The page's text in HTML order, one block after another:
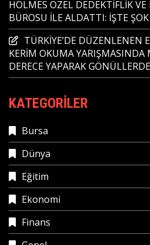
HOLMES ÖZEL DEDEKTİFLİK
BÜROSU İLE ALDATTI: İŞTE
TÜRKİYE’DE DÜZENLENEN
KERİM OKUMA YARIŞMASINDA
DERECE YAPARAK
KATEGORILER
Bursa
Dünya
Eğitim
Ekonomi
Finans